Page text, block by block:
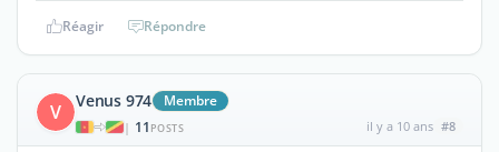
Réagir Répondre
V Venus 974 Membre
| 11 POSTS il y a 10 ans #8